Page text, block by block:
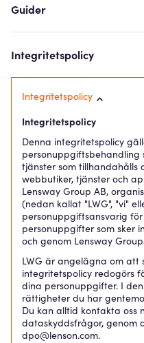
Guider
Integritetspolicy
Integritetspolicy
Integritetspolicy
Denna integritetspolicy
personuppgiftsbehandling
tjänster som tillhandahålls
webbutiker, tjänster och
Lensway Group AB,
(nedan kallat "LWG", "vi"
personuppgiftsansvarig
personuppgifter som sker
och genom Lensway
LWG är angelägna om
integritetspolicy redogörs
dina personuppgifter. I
rättigheter du har
Du kan alltid kontakta oss
dataskyddsfrågor, genom
dpo@lenson.com.